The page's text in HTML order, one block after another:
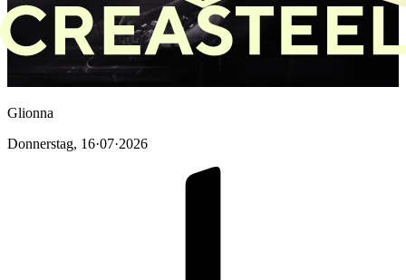
Glionna
Donnerstag, 16·07·2026